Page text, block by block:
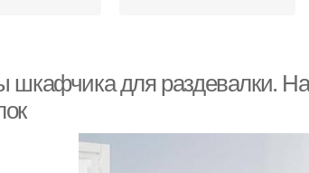
шкафчика для раздевалки.